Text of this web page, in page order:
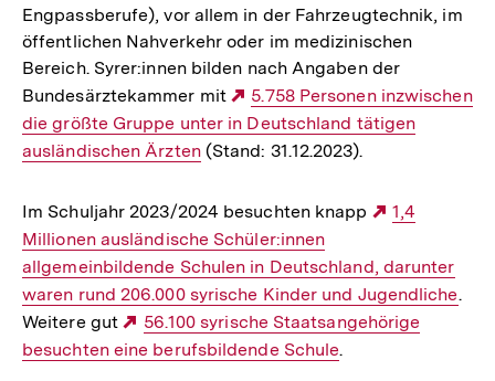
Engpassberufe), vor allem in der Fahrzeugtechnik, im
öffentlichen Nahverkehr oder im medizinischen
Bereich. Syrer:innen bilden nach Angaben der
Bundesärztekammer mit
Externer
Link:
5.758 Personen inzwischen
die größte Gruppe unter in Deutschland tätigen
ausländischen Ärzten(Stand: 31.12.2023).
Im Schuljahr 2023/2024 besuchten knapp
Externer
1,4
Millionen ausländische Schüler:innen
allgemeinbildende Schulen in Deutschland, darunter
waren rund 206.000 syrische Kinder und Jugendliche.
Weitere gut
Externer
Link:
56.100 syrische Staatsangehörige
besuchten eine berufsbildende Schule.